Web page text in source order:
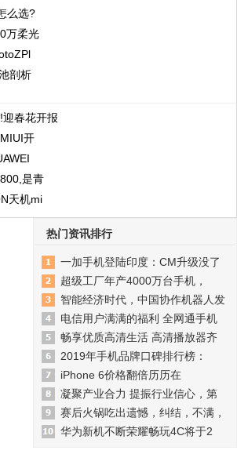
么选?
万柔光
剖析
春花开报
开
是青
天机mi
热门资讯排行
一加手机登陆印度：CM升级没了
超级工厂年产4000万台手机，
智能经济时代，中国协作机器人发
电信用户满满的福利 全网通手机
畅享优质高清生活 高清播放器齐
2019年手机品牌口碑排行榜：
iPhone 6价格翻倍历历在
凝聚产业合力 提振行业信心，第
赛后火锅吃出遗憾，纠结，不满，
华为新机不断荣耀畅玩4C将于2